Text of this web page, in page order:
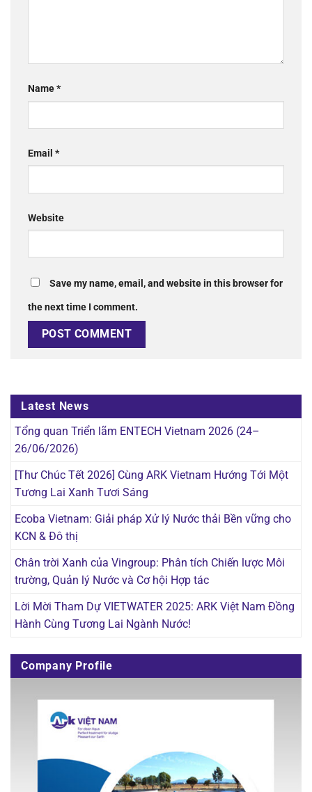
Name*
Email *
Website
Save my name, email, and website in this browser for
the next time I comment.
Latest News
Tổng quan Triển lãm ENTECH Vietnam 2026 (24–
26/06/2026)
[Thư Chúc Tết 2026] Cùng ARK Vietnam Hướng Tới Một
Tương Lai Xanh Tươi Sáng
Ecoba Vietnam: Giải pháp Xử lý Nước thải Bền vững cho
KCN & Đô thị
Chân trời Xanh của Vingroup: Phân tích Chiến lược Môi
trường, Quản lý Nước và Cơ hội Hợp tác
Lời Mời Tham Dự VIETWATER 2025: ARK Việt Nam Đồng
Hành Cùng Tương Lai Ngành Nước!
Company Profile